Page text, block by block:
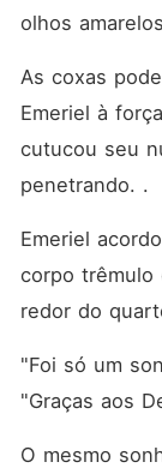
olhos
As coxas
Emeriel à
cutucou seu
penetrando. .
Emeriel
corpo trêmulo
redor do
"Foi só um
"Graças aos
O mesmo